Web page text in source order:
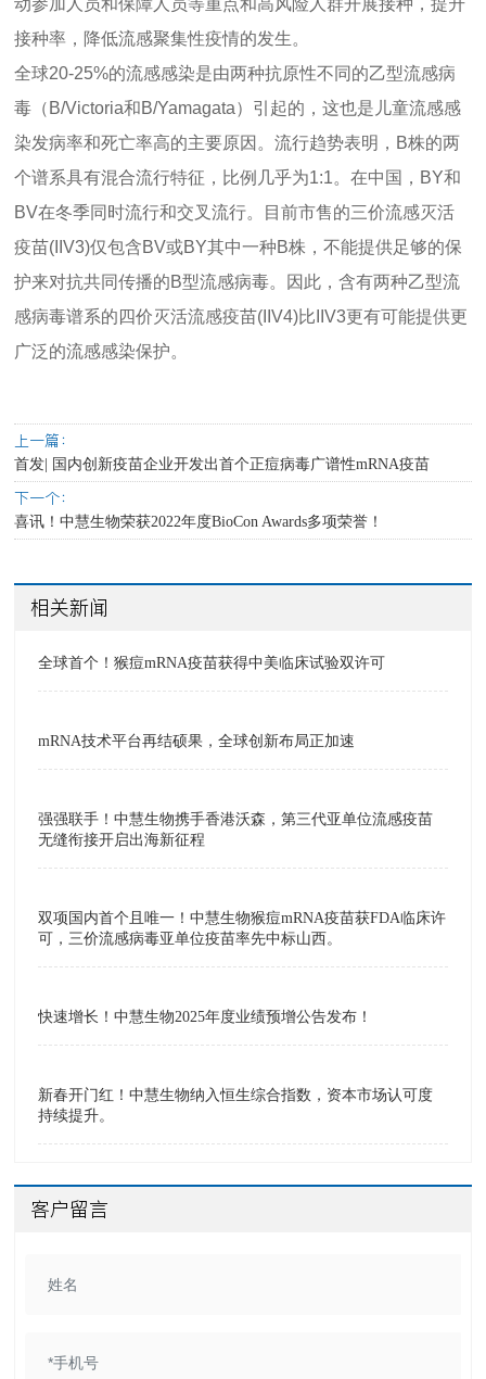
动参加人员和保障人员等重点和高风险人群开展接种，提升
接种率，降低流感聚集性疫情的发生。
全球20-25%的流感感染是由两种抗原性不同的乙型流感病
毒（B/Victoria和B/Yamagata）引起的，这也是儿童流感感
染发病率和死亡率高的主要原因。流行趋势表明，B株的两
个谱系具有混合流行特征，比例几乎为1:1。在中国，BY和
BV在冬季同时流行和交叉流行。目前市售的三价流感灭活
疫苗(IIV3)仅包含BV或BY其中一种B株，不能提供足够的保
护来对抗共同传播的B型流感病毒。因此，含有两种乙型流
感病毒谱系的四价灭活流感疫苗(IIV4)比IIV3更有可能提供更
广泛的流感感染保护。
上一篇：
首发| 国内创新疫苗企业开发出首个正痘病毒广谱性mRNA疫苗
下一个：
喜讯！中慧生物荣获2022年度BioCon Awards多项荣誉！
相关新闻
全球首个！猴痘mRNA疫苗获得中美临床试验双许可
mRNA技术平台再结硕果，全球创新布局正加速
强强联手！中慧生物携手香港沃森，第三代亚单位流感疫苗
无缝衔接开启出海新征程
双项国内首个且唯一！中慧生物猴痘mRNA疫苗获FDA临床许
可，三价流感病毒亚单位疫苗率先中标山西。
快速增长！中慧生物2025年度业绩预增公告发布！
新春开门红！中慧生物纳入恒生综合指数，资本市场认可度
持续提升。
客户留言